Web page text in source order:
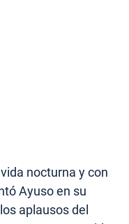
nocturna y con
Ayuso en su
aplausos del